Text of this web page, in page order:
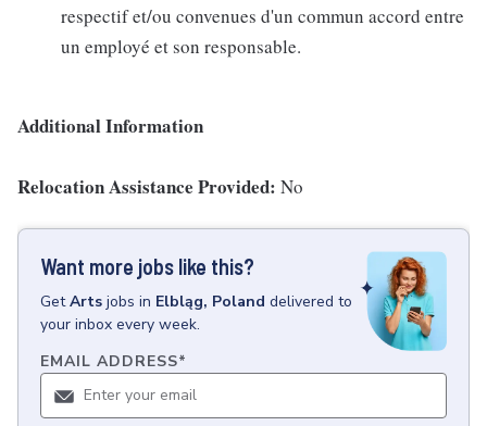
respectif et/ou convenues d'un commun accord entre
un employé et son responsable.
Additional Information
Relocation Assistance Provided: No
Want more jobs like this?
GetArts jobs in Elbląg, Poland delivered to
your inbox every week.
EMAIL ADDRESS*